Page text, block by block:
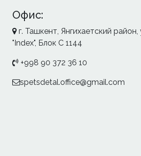
Офис:
г. Ташкент, Янгихаетский
"Index", Блок С 1144
+998 90 372 36 10
spetsdetal.office@gmail.com